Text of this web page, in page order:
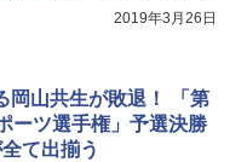
マのような盛り上がり
2019年3月26日
岡山共生が敗退！ 「第
ーツ選手権」予選決勝
て出揃う